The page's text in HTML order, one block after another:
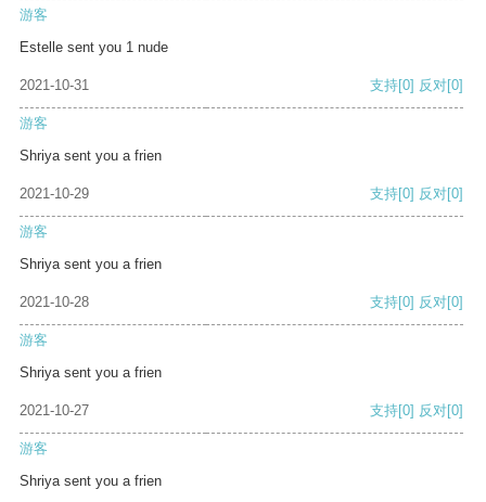
游客
Estelle sent you 1 nude
2021-10-31 支持[0] 反对[0]
游客
Shriya sent you a frien
2021-10-29 支持[0] 反对[0]
游客
Shriya sent you a frien
2021-10-28 支持[0] 反对[0]
游客
Shriya sent you a frien
2021-10-27 支持[0] 反对[0]
游客
Shriya sent you a frien